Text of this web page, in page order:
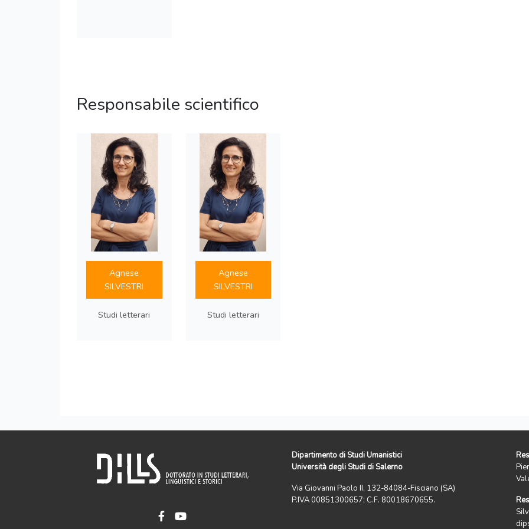
Responsabile scientifico
Agnese
SILVESTRI
Studi letterari
Agnese
SILVESTRI
Studi letterari
Dipartimento di Studi Umanistici
Università degli Studi di Salerno
Via Giovanni Paolo II, 132-84084-Fisciano (SA)
P.IVA 00851300657; C.F. 80018670655.